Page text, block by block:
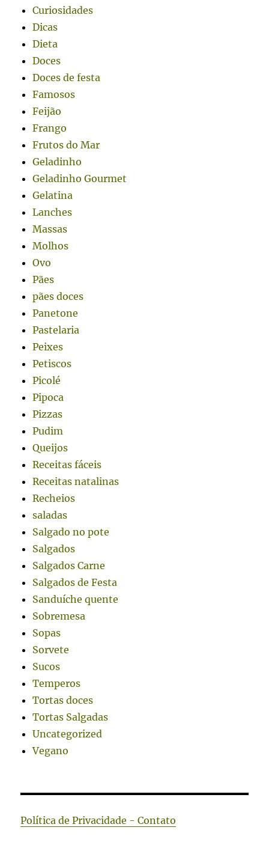
Curiosidades
Dicas
Dieta
Doces
Doces de festa
Famosos
Feijão
Frango
Frutos do Mar
Geladinho
Geladinho Gourmet
Gelatina
Lanches
Massas
Molhos
Ovo
Pães
pães doces
Panetone
Pastelaria
Peixes
Petiscos
Picolé
Pipoca
Pizzas
Pudim
Queijos
Receitas fáceis
Receitas natalinas
Recheios
saladas
Salgado no pote
Salgados
Salgados Carne
Salgados de Festa
Sanduíche quente
Sobremesa
Sopas
Sorvete
Sucos
Temperos
Tortas doces
Tortas Salgadas
Uncategorized
Vegano
Política de Privacidade - Contato